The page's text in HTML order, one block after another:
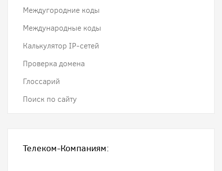
Междугородние коды
Международные коды
Калькулятор IP-сетей
Проверка домена
Глоссарий
Поиск по сайту
Телеком-Компаниям: